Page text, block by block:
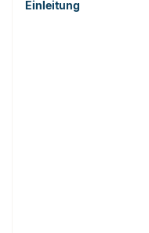
Einleitung